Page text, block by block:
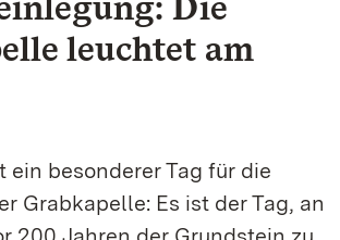
leuchtet am
ein besonderer Tag für die
Grabkapelle: Es ist der Tag, an